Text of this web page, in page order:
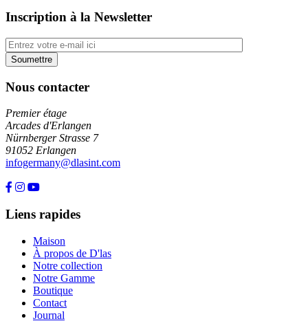
Inscription à la Newsletter
Nous contacter
Premier étage
Arcades d'Erlangen
Nürnberger Strasse 7
91052 Erlangen
infogermany@dlasint.com
Liens rapides
Maison
À propos de D'las
Notre collection
Notre Gamme
Boutique
Contact
Journal